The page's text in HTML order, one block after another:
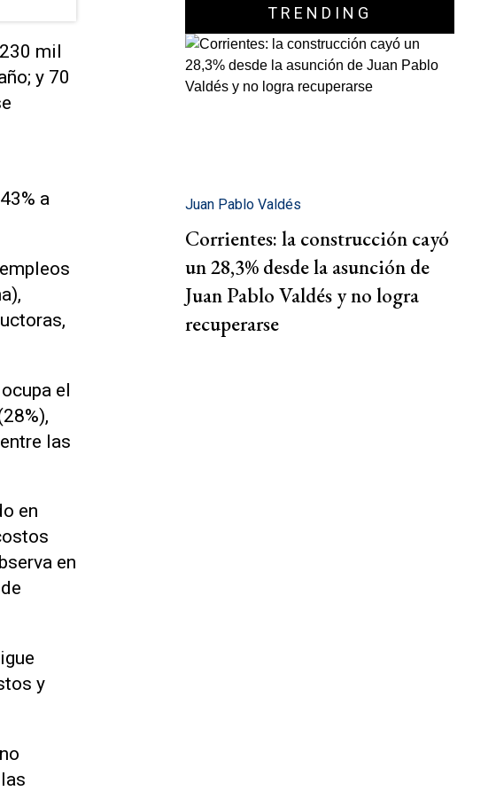
mil
y 70
a
el
las
en
en
y
TRENDING
Juan Pablo Valdés
Corrientes: la construcción cayó
un 28,3% desde la asunción de
Juan Pablo Valdés y no logra
recuperarse